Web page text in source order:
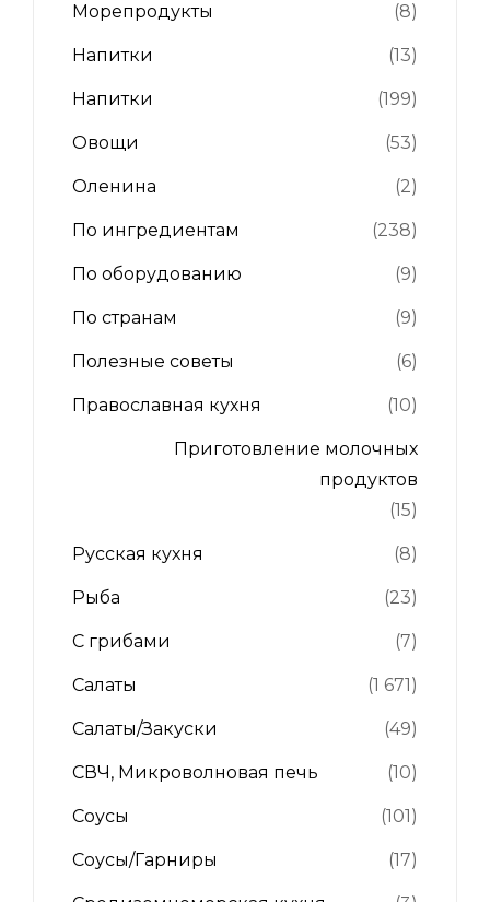
Морепродукты (8)
Напитки (13)
Напитки (199)
Овощи (53)
Оленина (2)
По ингредиентам (238)
По оборудованию (9)
По странам (9)
Полезные советы (6)
Православная кухня (10)
Приготовление молочных
продуктов
(15)
Русская кухня (8)
Рыба (23)
С грибами (7)
Салаты (1 671)
Салаты/Закуски (49)
СВЧ, Микроволновая печь (10)
Соусы (101)
Соусы/Гарниры (17)